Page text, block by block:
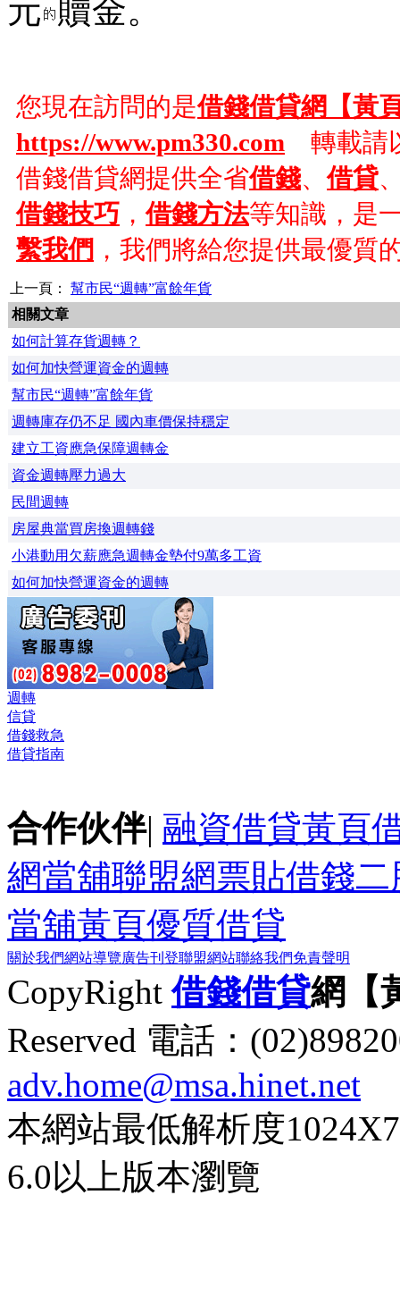
元 贖金。
您現在訪問的是借錢借貸網【黃
https://www.pm330.com 轉載請
借錢借貸網提供全省借錢、借貸
借錢技巧 ，借錢方法等知識，是
繫我們 ，我們將給您提供最優質
上一頁： 幫市民“週轉”富餘年貨
相關文章
如何計算存貨週轉？
如何加快營運資金的週轉
幫市民“週轉”富餘年貨
週轉庫存仍不足 國內車價保持穩定
建立工資應急保障週轉金
資金週轉壓力過大
民間週轉
房屋典當買房換週轉錢
小港動用欠薪應急週轉金墊付9萬多工資
如何加快營運資金的週轉
週轉
信貸
借錢救急
借貸指南
合作伙伴| 融資借貸黃頁
網當舖聯盟網票貼借錢二
當舖黃頁優質借貸
關於我們網站導覽廣告刊登聯盟網站聯絡我們免責聲明
CopyRight借錢借貸網【
Reserved 電話：
adv.home@msa.hinet.net
本網站最低解析度
6.0以上版本瀏覽